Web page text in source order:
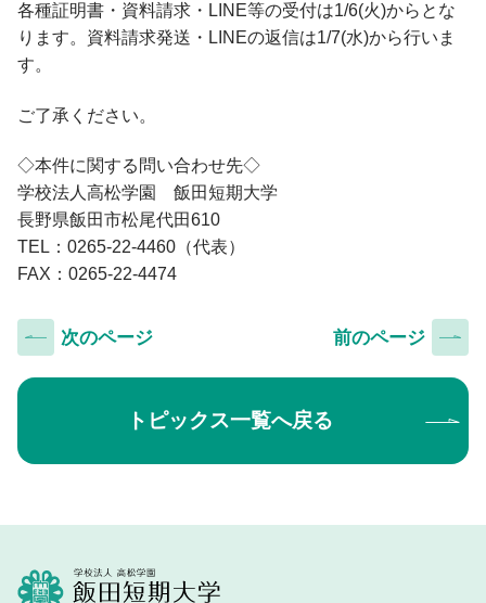
公開講座一覧
出張講座・出前講座・講師派遣
その他の講座一覧
子育て支援・わいわいひろば
各種証明書・資料請求・LINE等の受付は1/6(火)からとな
ります。資料請求発送・LINEの返信は1/7(水)から行いま
す。
ご了承ください。
◇本件に関する問い合わせ先◇
学校法人高松学園 飯田短期大学
長野県飯田市松尾代田610
TEL：0265-22-4460（代表）
FAX：0265-22-4474
前のページ
次のページ
トピックス一覧へ戻る